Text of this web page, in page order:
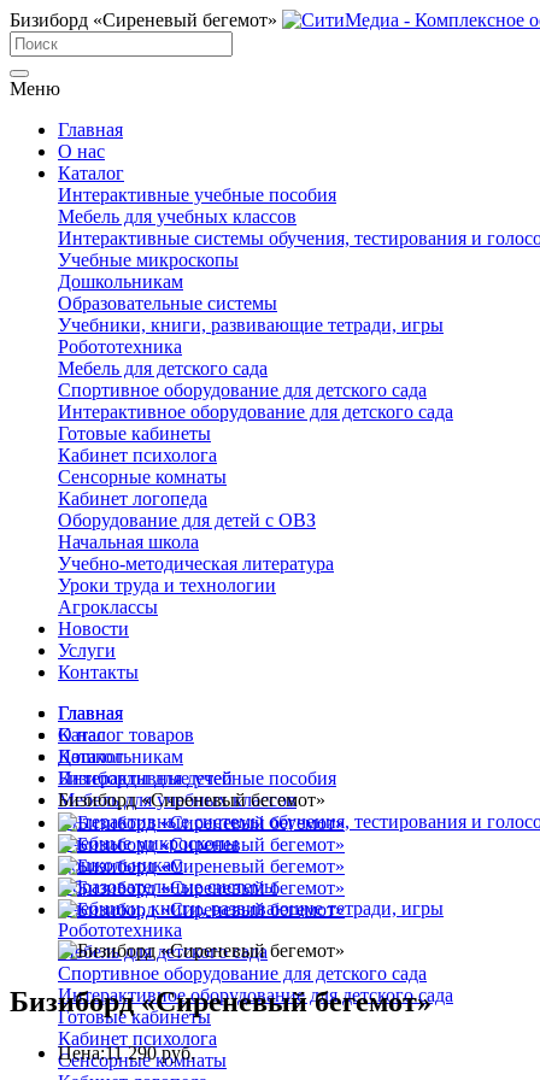
Бизиборд «Сиреневый бегемот»
Меню
Главная
О нас
Каталог
Интерактивные учебные пособия
Мебель для учебных классов
Интерактивные системы обучения, тестирования и
Учебные микроскопы
Дошкольникам
Образовательные системы
Учебники, книги, развивающие тетради, игры
Робототехника
Мебель для детского сада
Спортивное оборудование для детского сада
Интерактивное оборудование для детского сада
Готовые кабинеты
Кабинет психолога
Сенсорные комнаты
Кабинет логопеда
Оборудование для детей с ОВЗ
Начальная школа
Учебно-методическая литература
Уроки труда и технологии
Агроклассы
Новости
Услуги
Контакты
Главная
О нас
Каталог
Интерактивные учебные пособия
Мебель для учебных классов
Интерактивные системы обучения, тестирования и
Учебные микроскопы
Дошкольникам
Образовательные системы
Учебники, книги, развивающие тетради, игры
Робототехника
Мебель для детского сада
Спортивное оборудование для детского сада
Интерактивное оборудование для детского сада
Готовые кабинеты
Кабинет психолога
Сенсорные комнаты
Главная
Каталог товаров
Дошкольникам
Бизиборды для детей
Бизиборд «Сиреневый бегемот»
Бизиборд «Сиреневый бегемот»
Цена:11 290 руб.